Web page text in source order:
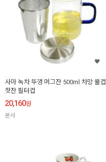
사마 녹차 뚜껑 머그잔 500ml 차망 물컵
찻잔 필터컵
20,160원
본사